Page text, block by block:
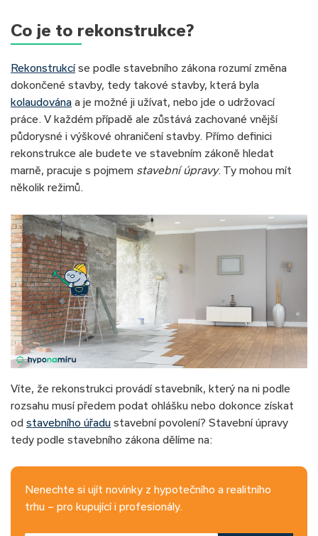
Co je to rekonstrukce?
Rekonstrukcíse podle stavebního zákona rozumí změna
dokončené stavby, tedy takové stavby, která byla
kolaudována a je možné ji užívat, nebo jde o udržovací
práce. V každém případě ale zůstává zachované vnější
půdorysné i výškové ohraničení stavby. Přímo definici
rekonstrukce ale budete ve stavebním zákoně hledat
marně, pracuje s pojmem stavební úpravy. Ty mohou mít
několik režimů.
Víte, že rekonstrukci provádí stavebník, který na ni podle
rozsahu musí předem podat ohlášku nebo dokonce získat
od stavebního úřadu stavební povolení? Stavební úpravy
tedy podle stavebního zákona dělíme na:
Nenechte si ujít novinky z hypotečního a realitního
trhu – pro kupující i profesionály.